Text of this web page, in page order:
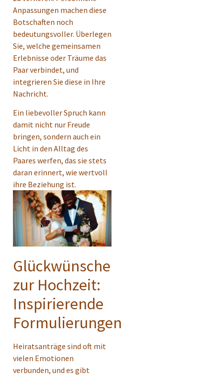
Anpassungen machen diese
Botschaften noch
bedeutungsvoller. Überlegen
Sie, welche gemeinsamen
Erlebnisse oder Träume das
Paar verbindet, und
integrieren Sie diese in Ihre
Nachricht.
Ein liebevoller Spruch kann
damit nicht nur Freude
bringen, sondern auch ein
Licht in den Alltag des
Paares werfen, das sie stets
daran erinnert, wie wertvoll
ihre Beziehung ist.
Glückwünsche
zur Hochzeit:
Inspirierende
Formulierungen
Heiratsanträge sind oft mit
vielen Emotionen
verbunden, und es gibt